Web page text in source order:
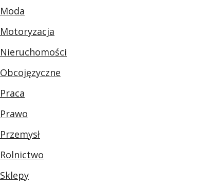
Moda
Motoryzacja
Nieruchomości
Obcojęzyczne
Praca
Prawo
Przemysł
Rolnictwo
Sklepy